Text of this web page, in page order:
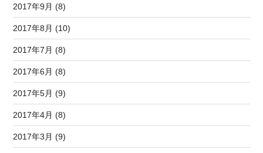
2017年9月 (8)
2017年8月 (10)
2017年7月 (8)
2017年6月 (8)
2017年5月 (9)
2017年4月 (8)
2017年3月 (9)